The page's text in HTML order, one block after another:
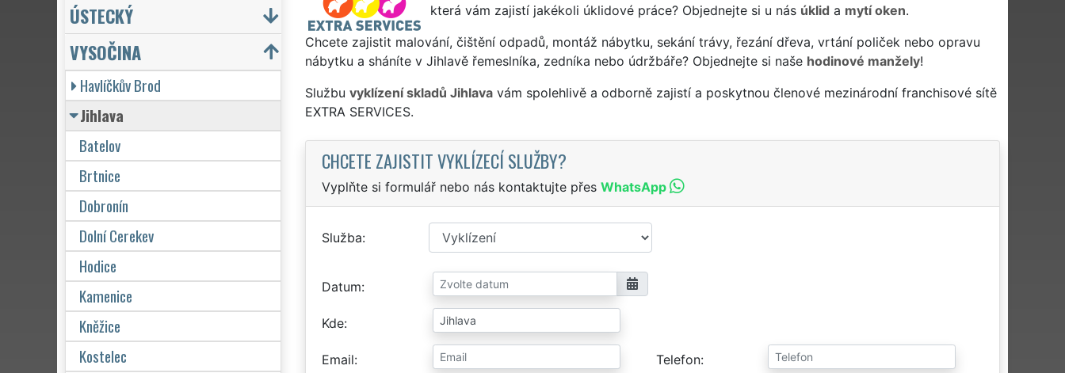
která vám zajistí jakékoli úklidové práce? Objednejte si u nás úklid a mytí oken.
Chcete zajistit malování, čištění odpadů, montáž nábytku, sekání trávy, řezání dřeva, vrtání poliček nebo opravu
nábytku a sháníte v Jihlavě řemeslníka, zedníka nebo údržbáře? Objednejte si naše hodinové manžely!
Službu vyklízení skladů Jihlavavám spolehlivě a odborně zajistí a poskytnou členové mezinárodní franchisové sítě
EXTRA SERVICES.
CHCETE ZAJISTIT VYKLÍZECÍ SLUŽBY?
Vyplňte si formulář nebo nás kontaktujte přes WhatsApp
Služba
Datum
Kde
Email Telefon
ÚSTECKÝ
VYSOČINA
Havlíčkův Brod
Jihlava
Batelov
Brtnice
Dobronín
Dolní Cerekev
Hodice
Kamenice
Kněžice
Kostelec